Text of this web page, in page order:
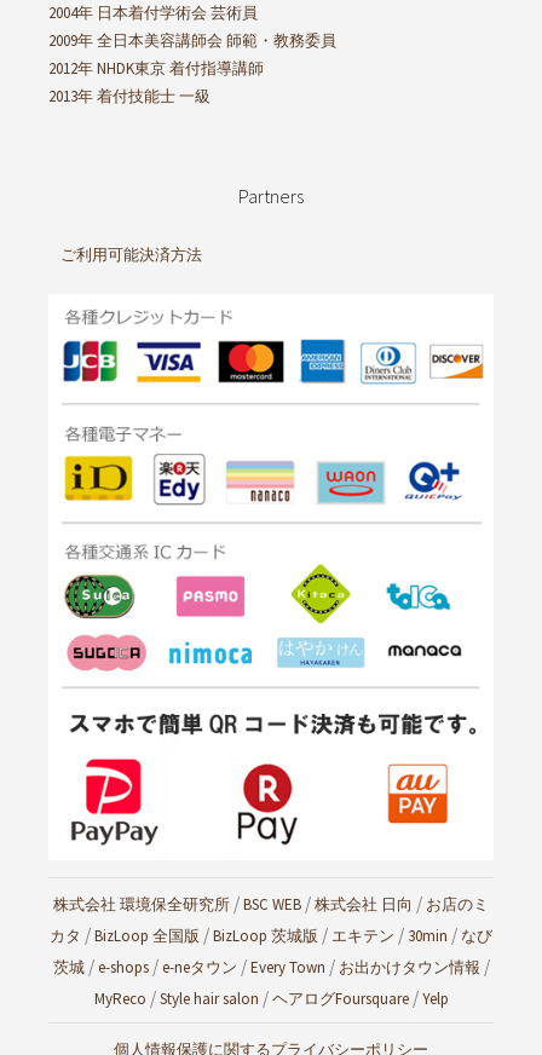
2004年 日本着付学術会 芸術員
2009年 全日本美容講師会 師範・教務委員
2012年 NHDK東京 着付指導講師
2013年 着付技能士 一級
Partners
ご利用可能決済方法
株式会社 環境保全研究所 /BSC WEB /株式会社 日向 / お店のミ
カタ /BizLoop 全国版 /BizLoop 茨城版 / エキテン / 30min / なび
茨城/e-shops/e-neタウン /Every Town / お出かけタウン情報 /
MyReco /Style hair salon /ヘアログFoursquare/Yelp
個人情報保護に関するプライバシーポリシー